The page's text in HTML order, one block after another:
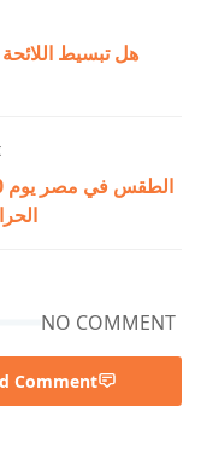
NO COMMENT
Comment